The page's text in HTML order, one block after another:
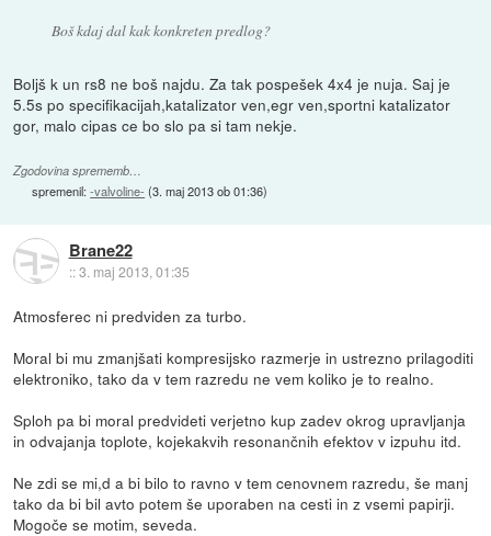
Boš kdaj dal kak konkreten predlog?
Boljš k un rs8 ne boš najdu. Za tak pospešek 4x4 je nuja. Saj je
5.5s po specifikacijah,katalizator ven,egr ven,sportni katalizator
gor, malo cipas ce bo slo pa si tam nekje.
Zgodovina sprememb…
spremenil:-valvoline- (3. maj 2013 ob 01:36)
Brane22
::3. maj 2013, 01:35
Atmosferec ni predviden za turbo.
Moral bi mu zmanjšati kompresijsko razmerje in ustrezno prilagoditi
elektroniko, tako da v tem razredu ne vem koliko je to realno.
Sploh pa bi moral predvideti verjetno kup zadev okrog upravljanja
in odvajanja toplote, kojekakvih resonančnih efektov v izpuhu itd.
Ne zdi se mi,d a bi bilo to ravno v tem cenovnem razredu, še manj
tako da bi bil avto potem še uporaben na cesti in z vsemi papirji.
Mogoče se motim, seveda.